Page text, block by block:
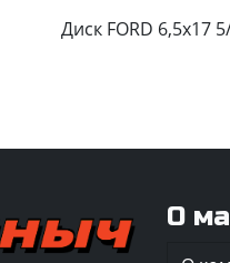
Диск FORD 6,5x17
О